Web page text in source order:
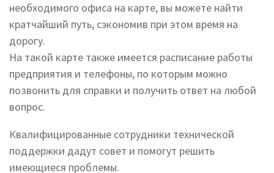
необходимого офиса на карте, вы можете найти
кратчайший путь, сэкономив при этом время на
дорогу.
На такой карте также имеется расписание работы
предприятия и телефоны, по которым можно
позвонить для справки и получить ответ на любой
вопрос.
Квалифицированные сотрудники технической
поддержки дадут совет и помогут решить
имеющиеся проблемы.